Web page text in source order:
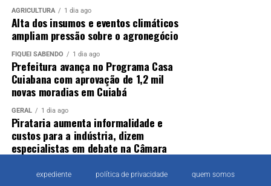
AGRICULTURA 1 dia ago
Alta dos insumos e eventos climáticos
ampliam pressão sobre o agronegócio
FIQUEI SABENDO 1 dia ago
Prefeitura avança no Programa Casa
Cuiabana com aprovação de 1,2 mil
novas moradias em Cuiabá
GERAL 1 dia ago
Pirataria aumenta informalidade e
custos para a indústria, dizem
especialistas em debate na Câmara
expediente política de privacidade quem somos